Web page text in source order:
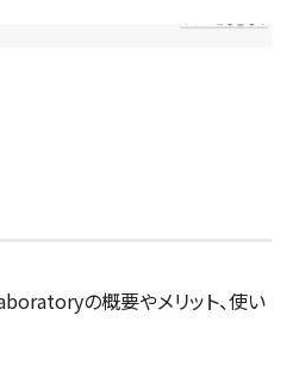
の概要やメリット、使い